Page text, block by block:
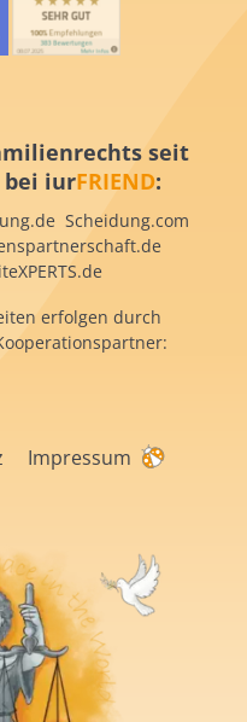
seit
bei iurFRIEND:
Scheidung.com
erfolgen durch
Impressum